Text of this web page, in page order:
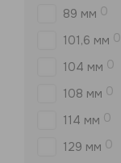
89 мм 0
101,6 мм 0
104 мм 0
108 мм 0
114 мм 0
129 мм 0